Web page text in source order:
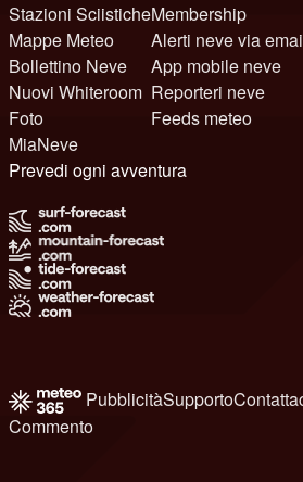
Stazioni Sciistiche
Mappe Meteo
Bollettino Neve
Nuovi Whiteroom
Foto
MiaNeve
Membership
Alerti neve via
App mobile neve
Reporteri neve
Feeds meteo
Prevedi ogni avventura
PubblicitàSupporto
Commento